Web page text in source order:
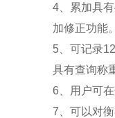
4 、累加具
加修正功能
5 、可记录
具有查询称
6 、用户可
7 、可以对